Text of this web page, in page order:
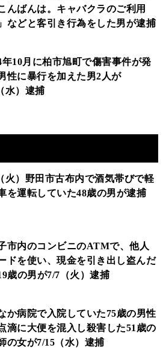
んばんは。キャバクラのご利用
などと客引き行為をした男が逮捕
年10月に柏市旭町で傷害事件が発
性に暴行を加えた男2人が
水）逮捕
火）野田市古布内で酒気帯びで軽
を運転していた48歳の男が逮捕
市内のコンビニのATMで、他人
ドを使い、現金を引き出し盗んだ
歳の男が7/7（火）逮捕
か病院で入院していた75歳の男性
滴に大便を混入し殺害した51歳の
の女が7/15（水）逮捕